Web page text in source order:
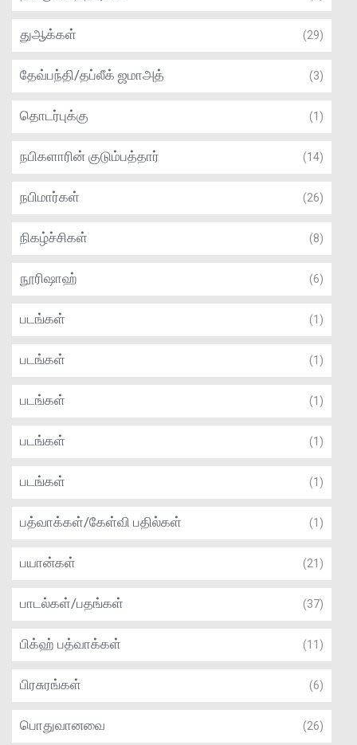
துஆக்கள் (29)
தேவ்பந்தி/தப்லீக் ஜமாஅத் (3)
தொடர்புக்கு (1)
நபிகளாரின் குடும்பத்தார் (14)
நபிமார்கள் (26)
நிகழ்ச்சிகள் (8)
நூரிஷாஹ் (6)
படங்கள் (1)
படங்கள் (1)
படங்கள் (1)
படங்கள் (1)
படங்கள் (1)
பத்வாக்கள்/கேள்வி பதில்கள் (1)
பயான்கள் (21)
பாடல்கள்/பதங்கள் (37)
பிக்ஹ் பத்வாக்கள் (11)
பிரசுரங்கள் (6)
பொதுவானவை (26)